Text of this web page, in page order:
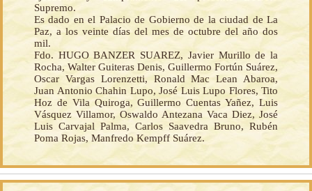
Supremo.
Es dado en el Palacio de Gobierno de la ciudad de La
Paz, a los veinte días del mes de octubre del año dos
mil.
Fdo. HUGO BANZER SUAREZ, Javier Murillo de la
Rocha, Walter Guiteras Denis, Guillermo Fortún Suárez,
Oscar Vargas Lorenzetti, Ronald Mac Lean Abaroa,
Juan Antonio Chahin Lupo, José Luis Lupo Flores, Tito
Hoz de Vila Quiroga, Guillermo Cuentas Yañez, Luis
Vásquez Villamor, Oswaldo Antezana Vaca Diez, José
Luis Carvajal Palma, Carlos Saavedra Bruno, Rubén
Poma Rojas, Manfredo Kempff Suárez.